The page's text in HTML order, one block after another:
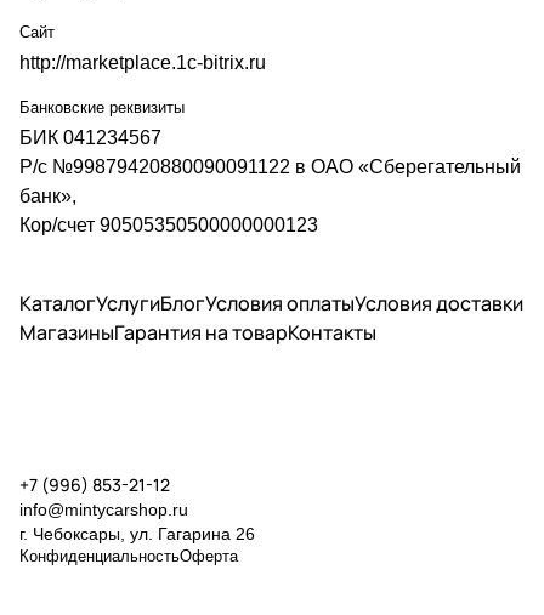
Сайт
http://marketplace.1c-bitrix.ru
Банковские реквизиты
БИК 041234567
Р/с №99879420880090091122 в ОАО «Сберегательный
банк»,
Кор/счет 90505350500000000123
КаталогУслугиБлогУсловия оплатыУсловия доставки
МагазиныГарантия на товарКонтакты
+7 (996) 853-21-12
info@mintycarshop.ru
г. Чебоксары, ул. Гагарина 26
КонфиденциальностьОферта